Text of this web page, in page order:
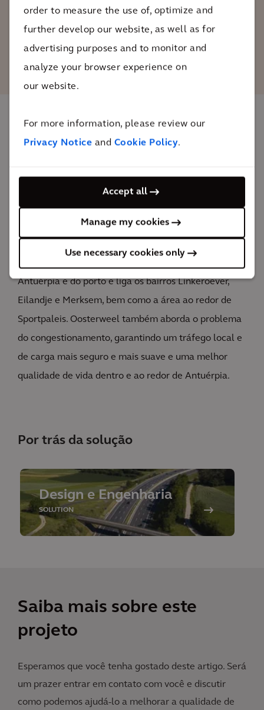
order to measure the use of, optimize and
further develop our website, as well as for
advertising purposes and to monitor and
analyze your browser experience on
our website.
For more information, please review our
Privacy Notice and Cookie Policy.
Accept all
Manage my cookies
Use necessary cookies only
Kristof Peperstraete
CEO da Arcadis B&eacute;lgica
O impacto
região onde as pessoas desejam viver, trabalhar e
passear.
mais espa&ccedil;os verdes
Antuérpia e do porto e liga os bairros Linkeroever,
Eilandje e Merksem, bem como a área ao redor de
Sportpaleis. Oosterweel também aborda o problema
do congestionamento, garantindo um tráfego local e
de carga mais seguro e mais suave e uma melhor
qualidade de vida dentro e ao redor de Antuérpia.
Por trás da solução
Design e Engenharia
SOLUTION
Saiba mais sobre este
projeto
Esperamos que você tenha gostado deste artigo. Será
um prazer entrar em contato com você e discutir
como podemos ajudá-lo a melhorar a qualidade de